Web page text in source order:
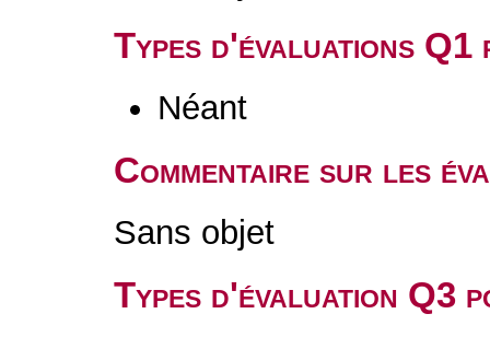
Types d'évaluations
Néant
Commentaire sur les
Sans objet
Types d'évaluation Q3